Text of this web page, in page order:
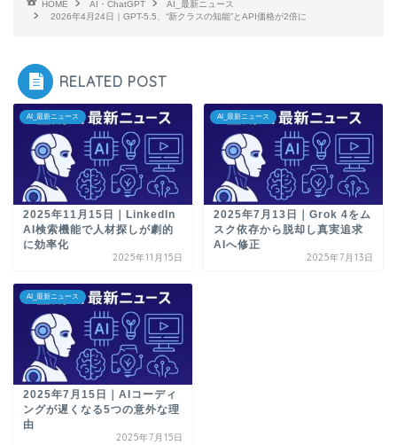
HOME AI・ChatGPT
AI_最新ニュース
2026年4月24日｜GPT-5.5、“新クラスの知能”とAPI価格が2倍に
RELATED POST
AI_最新ニュース
2025年11月15日｜LinkedIn
AI検索機能で人材探しが劇的
に効率化
2025年11月15日
AI_最新ニュース
2025年7月13日｜Grok 4をム
スク依存から脱却し真実追求
AIへ修正
2025年7月13日
AI_最新ニュース
2025年7月15日｜AIコーディ
ングが遅くなる5つの意外な理
由
2025年7月15日